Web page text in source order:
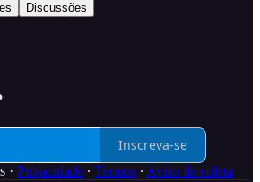
Discussões
Inscreva-se
· Privacidade ∙ Termos ∙ Aviso de coleta